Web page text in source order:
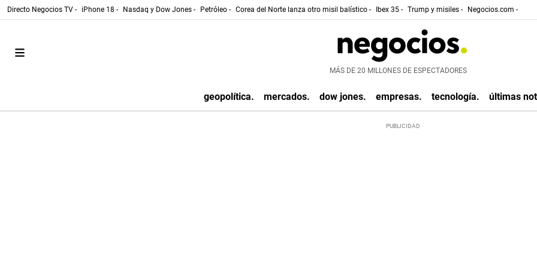
Directo Negocios TV - iPhone 18 - Nasdaq y Dow Jones - Petróleo - Corea del Norte lanza otro misil balístico - Ibex 35 - Trump y misiles - Negocios.com -
MÁS DE 20 MILLONES DE ESPECTADORES
geopolítica. mercados. dow jones. empresas. tecnología. últimas